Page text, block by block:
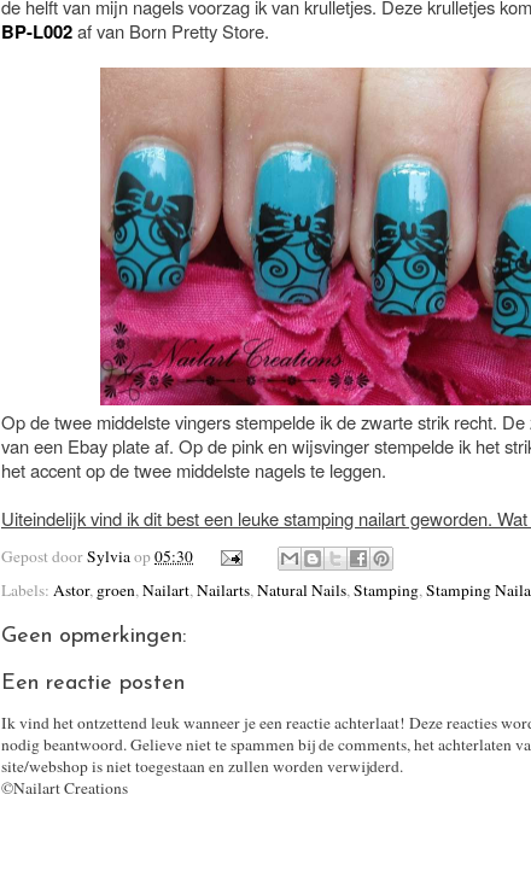
de helft van mijn nagels voorzag ik van krulletjes. Deze krulletjes
BP-L002af van Born Pretty Store.
Op de twee middelste vingers stempelde ik de zwarte strik recht.
van een Ebay plate af. Op de pink en wijsvinger stempelde ik het
het accent op de twee middelste nagels te leggen.
Uiteindelijk vind ik dit best een leuke stamping nailart geworden.
Gepost doorSylviaop05:30
Labels: Astor, groen,Nailart,Nailarts,Natural Nails,Stamping,Stamping
Geen opmerkingen:
Een reactie posten
Ik vind het ontzettend leuk wanneer je een reactie achterlaat! Deze reacties
nodig beantwoord. Gelieve niet te spammen bij de comments, het achterlaten
site/webshop is niet toegestaan en zullen worden verwijderd.
©Nailart Creations